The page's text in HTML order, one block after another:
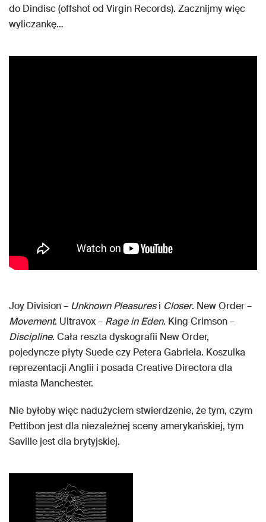
do Dindisc (offshot od Virgin Records). Zacznijmy więc
wyliczankę…
Joy Division – Unknown Pleasuresi Closer. New Order –
Movement. Ultravox – Rage in Eden. King Crimson –
Discipline. Cała reszta dyskografii New Order,
pojedyncze płyty Suede czy Petera Gabriela. Koszulka
reprezentacji Anglii i posada Creative Directora dla
miasta Manchester.
Nie byłoby więc nadużyciem stwierdzenie, że tym, czym
Pettibon jest dla niezależnej sceny amerykańskiej, tym
Saville jest dla brytyjskiej.